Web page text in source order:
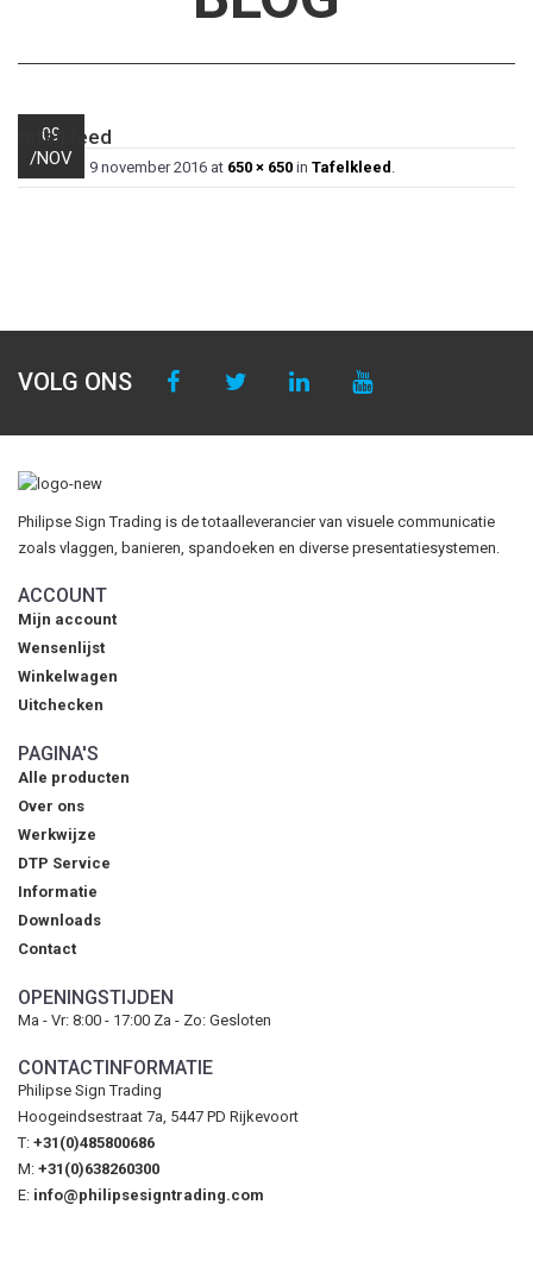
09
/NOV
tafelkleed
Published 9 november 2016 at 650 × 650 in Tafelkleed
VOLG ONS
Philipse Sign Trading is de totaalleverancier van visuele communicatie
zoals vlaggen, banieren, spandoeken en diverse presentatiesystemen.
ACCOUNT
Mijn account
Wensenlijst
Winkelwagen
Uitchecken
PAGINA'S
Alle producten
Over ons
Werkwijze
DTP Service
Informatie
Downloads
Contact
OPENINGSTIJDEN
Ma - Vr: 8:00 - 17:00 Za - Zo: Gesloten
CONTACTINFORMATIE
Philipse Sign Trading
Hoogeindsestraat 7a, 5447 PD Rijkevoort
T: +31(0)485800686
M: +31(0)638260300
E: info@philipsesigntrading.com